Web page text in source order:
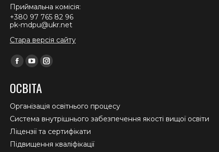
Приймальна комісія:
+380 97 765 82 96
pk-mdpu@ukr.net
Стара версія сайту
Find us on:
Facebook
opens
in
new
window
YouTube
opens
in
new
window
Instagram
in
new
window
ОСВІТА
Організація освітнього процесу
Система внутрішнього забезпечення якості вищої освіти
Ліцензії та сертифікати
Підвищення кваліфікації